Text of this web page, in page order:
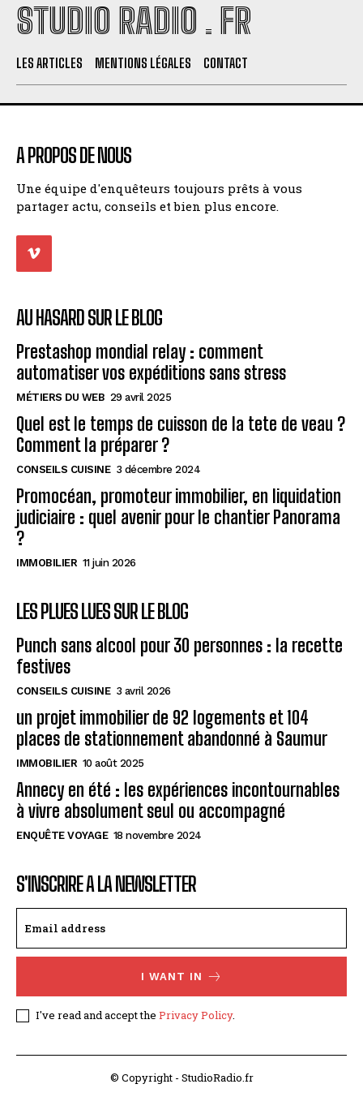
STUDIO RADIO . FR
LES ARTICLES MENTIONS LÉGALES CONTACT
A PROPOS DE NOUS
Une équipe d'enquêteurs toujours prêts à vous
partager actu, conseils et bien plus encore.
AU HASARD SUR LE BLOG
Prestashop mondial relay : comment
automatiser vos expéditions sans stress
MÉTIERS DU WEB 29 avril 2025
Quel est le temps de cuisson de la tete de veau ?
Comment la préparer ?
CONSEILS CUISINE 3 décembre 2024
Promocéan, promoteur immobilier, en liquidation
judiciaire : quel avenir pour le chantier Panorama
?
IMMOBILIER 11 juin 2026
LES PLUES LUES SUR LE BLOG
Punch sans alcool pour 30 personnes : la recette
festives
CONSEILS CUISINE 3 avril 2026
un projet immobilier de 92 logements et 104
places de stationnement abandonné à Saumur
IMMOBILIER 10 août 2025
Annecy en été : les expériences incontournables
à vivre absolument seul ou accompagné
ENQUÊTE VOYAGE 18 novembre 2024
S'INSCRIRE A LA NEWSLETTER
I WANT IN
I've read and accept the Privacy Policy.
© Copyright - StudioRadio.fr